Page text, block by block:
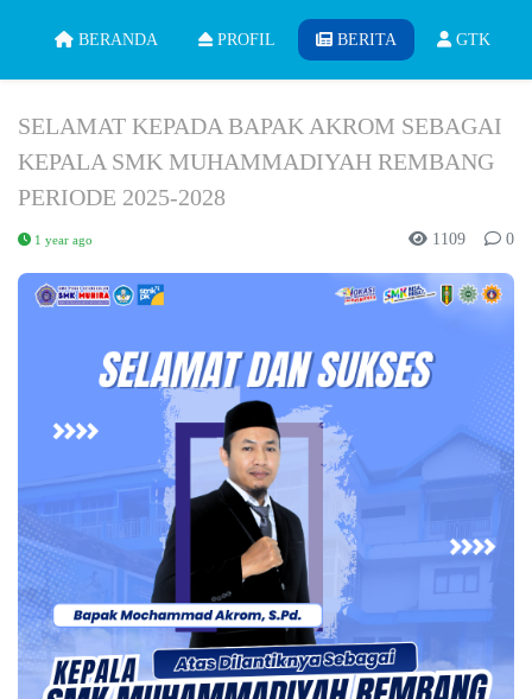
BERANDA PROFIL BERITA GTK
SELAMAT KEPADA BAPAK AKROM SEBAGAI
KEPALA SMK MUHAMMADIYAH REMBANG
PERIODE 2025-2028
1 year ago 0
1109